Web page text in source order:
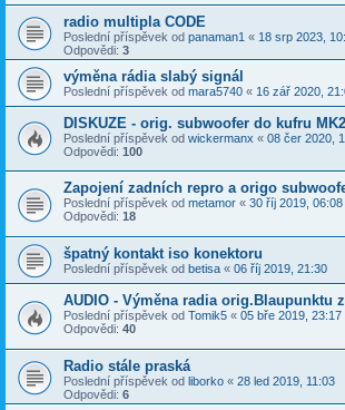
radio multipla CODE
Poslední příspěvek od panaman1 « 18 srp 2023,
Odpovědi: 3
výměna rádia slabý signál
Poslední příspěvek od mara5740 « 16 zář 2020,
DISKUZE - orig. subwoofer do kufru MK2
Poslední příspěvek od wickermanx « 08 čer 2020,
Odpovědi: 100
Zapojení zadních repro a origo
Poslední příspěvek od metamor « 30 říj 2019, 06:08
Odpovědi: 18
špatný kontakt iso konektoru
Poslední příspěvek od betisa « 06 říj 2019, 21:30
AUDIO - Výměna radia orig.Blaupunktu
Poslední příspěvek od Tomik5 « 05 bře 2019, 23:17
Odpovědi: 40
Radio stále praská
Poslední příspěvek od liborko « 28 led 2019, 11:03
Odpovědi: 6